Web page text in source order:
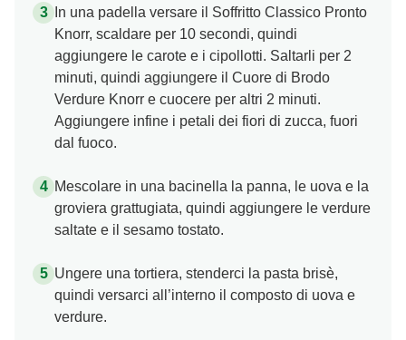
In una padella versare il Soffritto Classico Pronto
Knorr, scaldare per 10 secondi, quindi
aggiungere le carote e i cipollotti. Saltarli per 2
minuti, quindi aggiungere il Cuore di Brodo
Verdure Knorr e cuocere per altri 2 minuti.
Aggiungere infine i petali dei fiori di zucca, fuori
dal fuoco.
Mescolare in una bacinella la panna, le uova e la
groviera grattugiata, quindi aggiungere le verdure
saltate e il sesamo tostato.
Ungere una tortiera, stenderci la pasta brisè,
quindi versarci all’interno il composto di uova e
verdure.